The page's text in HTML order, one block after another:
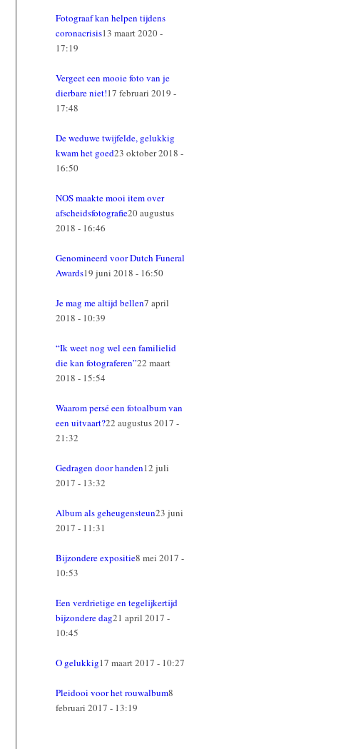
Fotograaf kan helpen tijdens
coronacrisis13 maart 2020 -
17:19
Vergeet een mooie foto van je
dierbare niet!17 februari 2019 -
17:48
De weduwe twijfelde, gelukkig
kwam het goed23 oktober 2018 -
16:50
NOS maakte mooi item over
afscheidsfotografie20 augustus
2018 - 16:46
Genomineerd voor Dutch Funeral
Awards19 juni 2018 - 16:50
Je mag me altijd bellen7 april
2018 - 10:39
“Ik weet nog wel een familielid
die kan fotograferen”22 maart
2018 - 15:54
Waarom persé een fotoalbum van
een uitvaart?22 augustus 2017 -
21:32
Gedragen door handen12 juli
2017 - 13:32
Album als geheugensteun23 juni
2017 - 11:31
Bijzondere expositie8 mei 2017 -
10:53
Een verdrietige en tegelijkertijd
bijzondere dag21 april 2017 -
10:45
O gelukkig17 maart 2017 - 10:27
Pleidooi voor het rouwalbum8
februari 2017 - 13:19